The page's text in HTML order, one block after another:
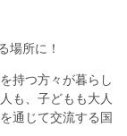
場所に！
持つ方々が暮らし
も、子どもも大人
通じて交流する国